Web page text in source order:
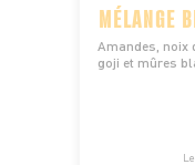
MÉLANGE
Amandes, noix
goji et mûres